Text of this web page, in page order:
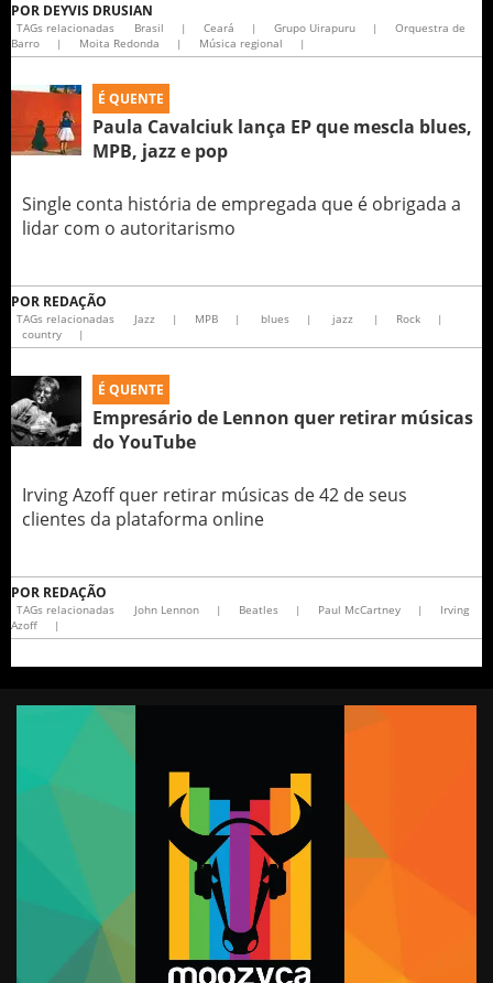
POR DEYVIS DRUSIAN
TAGs relacionadas Brasil | Ceará | Grupo Uirapuru |
Orquestra de
Barro
| Moita Redonda | Música regional |
É QUENTE
Paula Cavalciuk lança EP que mescla blues,
MPB, jazz e pop
Single conta história de empregada que é obrigada a
lidar com o autoritarismo
POR REDAÇÃO
TAGs relacionadas Jazz | MPB | blues | jazz | Rock
|
country
|
É QUENTE
Empresário de Lennon quer retirar músicas
do YouTube
Irving Azoff quer retirar músicas de 42 de seus
clientes da plataforma online
POR REDAÇÃO
TAGs relacionadas John Lennon | Beatles | Paul McCartney |
Irving
Azoff
|